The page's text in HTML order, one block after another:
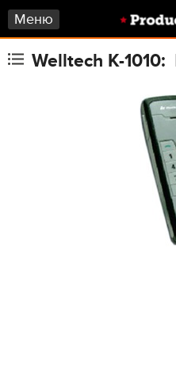
Меню
Welltech K-1010: